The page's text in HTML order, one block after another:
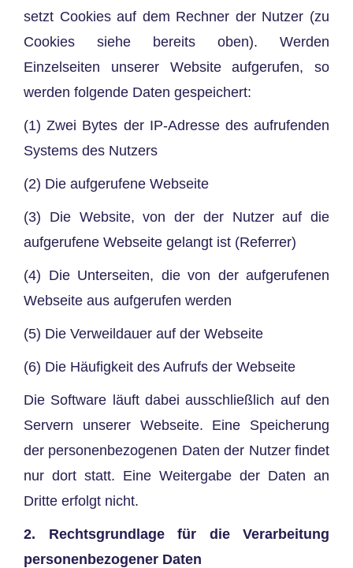
setzt Cookies auf dem Rechner der Nutzer (zu
Cookies siehe bereits oben). Werden
Einzelseiten unserer Website aufgerufen, so
werden folgende Daten gespeichert:
(1) Zwei Bytes der IP-Adresse des aufrufenden
Systems des Nutzers
(2) Die aufgerufene Webseite
(3) Die Website, von der der Nutzer auf die
aufgerufene Webseite gelangt ist (Referrer)
(4) Die Unterseiten, die von der aufgerufenen
Webseite aus aufgerufen werden
(5) Die Verweildauer auf der Webseite
(6) Die Häufigkeit des Aufrufs der Webseite
Die Software läuft dabei ausschließlich auf den
Servern unserer Webseite. Eine Speicherung
der personenbezogenen Daten der Nutzer findet
nur dort statt. Eine Weitergabe der Daten an
Dritte erfolgt nicht.
2. Rechtsgrundlage für die Verarbeitung
personenbezogener Daten